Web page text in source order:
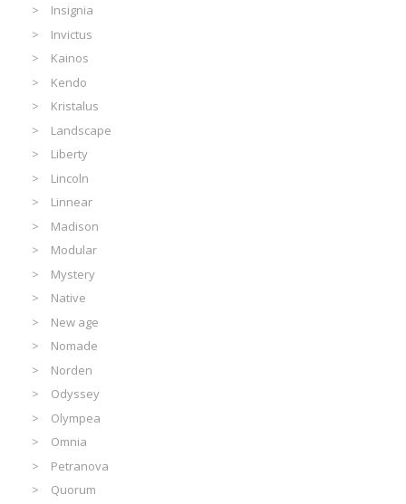
Insignia
Invictus
Kainos
Kendo
Kristalus
Landscape
Liberty
Lincoln
Linnear
Madison
Modular
Mystery
Native
New age
Nomade
Norden
Odyssey
Olympea
Omnia
Petranova
Quorum